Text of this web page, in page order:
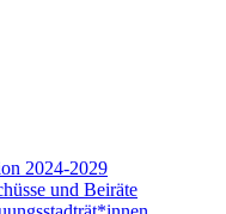
2024-2029
und Beiräte